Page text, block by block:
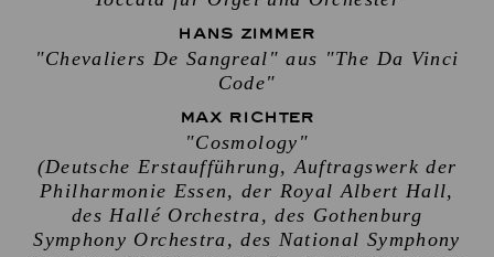
HANS ZIMMER
"Chevaliers De Sangreal" aus "The Da Vinci
Code"
MAX RICHTER
"Cosmology"
(Deutsche Erstaufführung, Auftragswerk der
Philharmonie Essen, der Royal Albert Hall,
des Hallé Orchestra, des Gothenburg
Symphony Orchestra, des National Symphony